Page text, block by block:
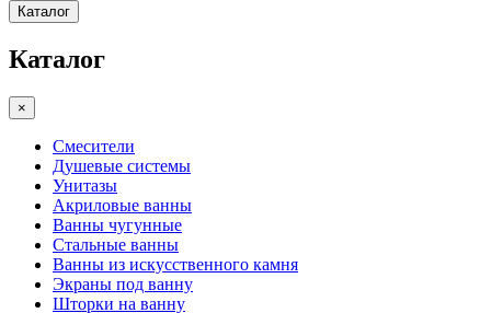
Каталог
Каталог
×
Смесители
Душевые системы
Унитазы
Акриловые ванны
Ванны чугунные
Стальные ванны
Ванны из искусственного камня
Экраны под ванну
Шторки на ванну